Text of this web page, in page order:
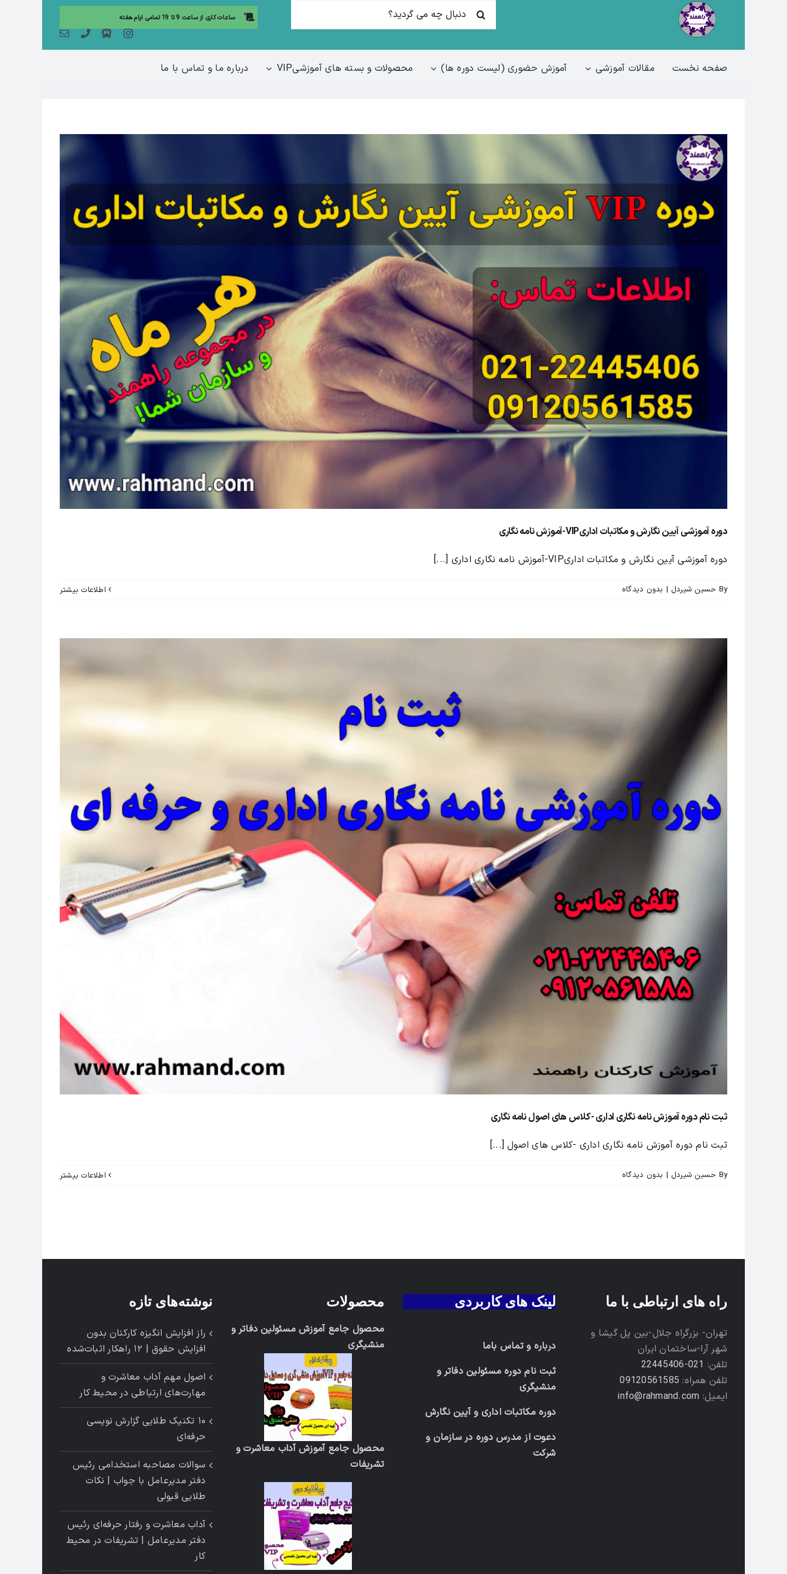
جستجو
برای:
ساعات کاری از ساعت 9 تا 19 تمامی ایام هفته
صفحه نخست مقالات آموزشی آموزش حضوری (لیست دوره ها) محصولات و بسته های آموزشیVIP درباره ما و تماس با ما
دوره آموزشی آیین نگارش و مکاتبات اداریVIP-آموزش نامه نگاری
دوره آموزشی آیین نگارش و مکاتبات اداریVIP-آموزش نامه نگاری اداری [...]
By حسین شیردل | بدون ديدگاه اطلاعات بیشتر
ثبت نام دوره آموزش نامه نگاری اداری -کلاس های اصول نامه نگاری
ثبت نام دوره آموزش نامه نگاری اداری -کلاس های اصول [...]
By حسین شیردل | بدون ديدگاه اطلاعات بیشتر
راه های ارتباطی با ما
تهران- بزرگراه جلال-بین پل گیشا و
شهر آرا-ساختمان ایران
تلفن: 021-22445406
تلفن همراه: 09120561585
ایمیل: info@rahmand.com
لینک های کاربردی
درباره و تماس باما
ثبت نام دوره مسئولین دفاتر و
منشیگری
دوره مکاتبات اداری و آیین نگارش
دعوت از مدرس دوره در سازمان و
شرکت
محصولات
محصول جامع آموزش مسئولین دفاتر و
منشیگری
محصول جامع آموزش آداب معاشرت و
تشریفات
نوشته‌های تازه
راز افزایش انگیزه کارکنان بدون
افزایش حقوق | ۱۲ راهکار اثبات‌شده
اصول مهم آداب معاشرت و
مهارت‌های ارتباطی در محیط کار
۱۰ تکنیک طلایی گزارش ‌نویسی
حرفه‌ای
سوالات مصاحبه استخدامی رئیس
دفتر مدیرعامل با جواب | نکات
طلایی قبولی
آداب معاشرت و رفتار حرفه‌ای رئیس
دفتر مدیرعامل | تشریفات در محیط
کار